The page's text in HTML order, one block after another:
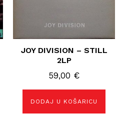
JOY DIVISION – STILL
2LP
59,00 €
DODAJ U KOŠARICU